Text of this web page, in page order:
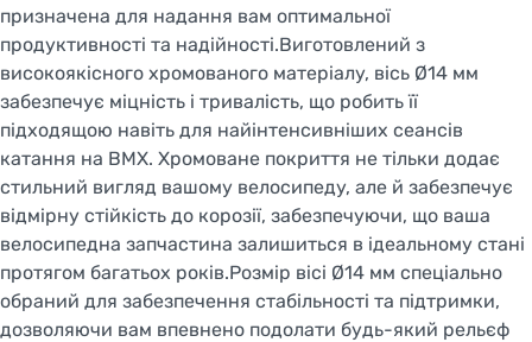
призначена для надання вам оптимальної
продуктивності та надійності.Виготовлений з
високоякісного хромованого матеріалу, вісь Ø14 мм
забезпечує міцність і тривалість, що робить її
підходящою навіть для найінтенсивніших сеансів
катання на BMX. Хромоване покриття не тільки додає
стильний вигляд вашому велосипеду, але й забезпечує
відмірну стійкість до корозії, забезпечуючи, що ваша
велосипедна запчастина залишиться в ідеальному стані
протягом багатьох років.Розмір вісі Ø14 мм спеціально
обраний для забезпечення стабільності та підтримки,
дозволяючи вам впевнено подолати будь-який рельєф